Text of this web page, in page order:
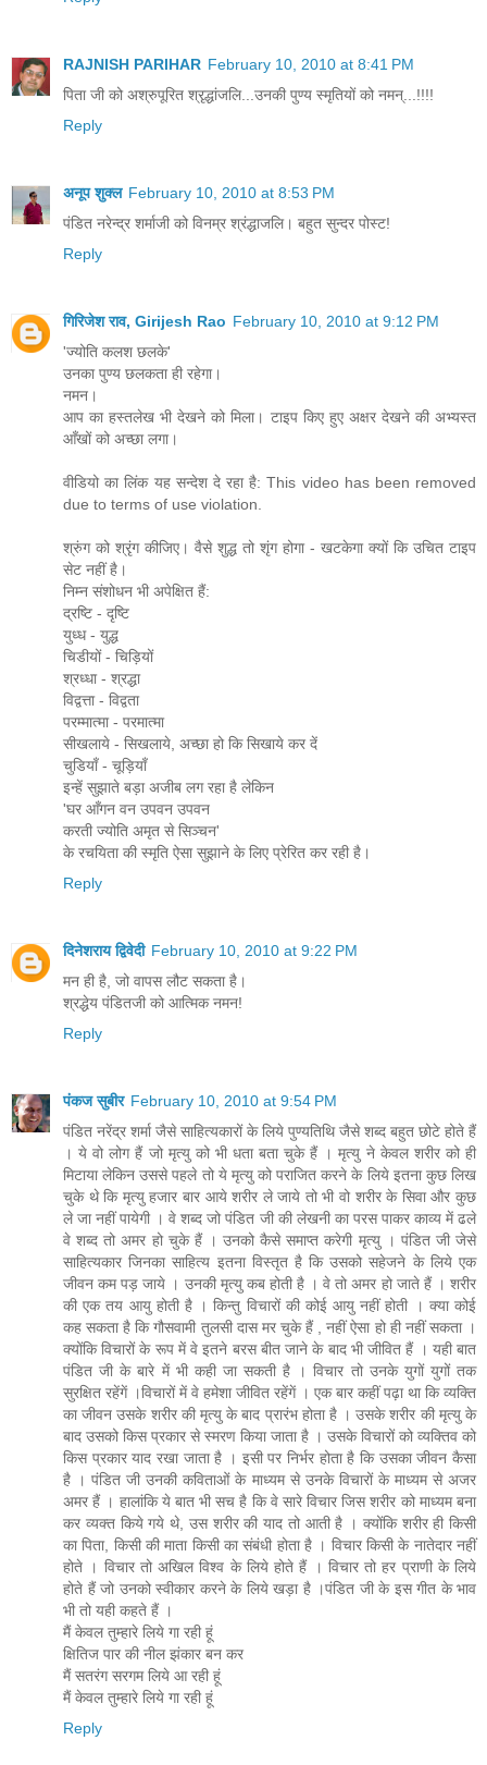
RAJNISH PARIHAR February 10, 2010 at 8:41 PM
पिता जी को अश्रुपूरित श्रृद्धांजलि...उनकी पुण्य स्मृतियों को नमन्...!!!!
Reply
अनूप शुक्ल February 10, 2010 at 8:53 PM
पंडित नरेन्द्र शर्माजी को विनम्र श्रंद्धाजलि। बहुत सुन्दर पोस्ट!
Reply
गिरिजेश राव, Girijesh Rao February 10, 2010 at 9:12 PM
'ज्योति कलश छलके'
उनका पुण्य छलकता ही रहेगा।
नमन।
आप का हस्तलेख भी देखने को मिला। टाइप किए हुए अक्षर देखने की अभ्यस्त
आँखों को अच्छा लगा।
वीडियो का लिंक यह सन्देश दे रहा है: This video has been removed
due to terms of use violation.
श्रुंग को श्रृंग कीजिए। वैसे शुद्ध तो शृंग होगा - खटकेगा क्यों कि उचित टाइप
सेट नहीं है।
निम्न संशोधन भी अपेक्षित हैं:
द्रष्टि - दृष्टि
युध्ध - युद्ध
चिडीयों - चिड़ियों
श्रध्धा - श्रद्धा
विद्वत्ता - विद्वता
परम्मात्मा - परमात्मा
सीखलाये - सिखलाये, अच्छा हो कि सिखाये कर दें
चुडियाँ - चूड़ियाँ
इन्हें सुझाते बड़ा अजीब लग रहा है लेकिन
'घर आँगन वन उपवन उपवन
करती ज्योति अमृत से सिञ्चन'
के रचयिता की स्मृति ऐसा सुझाने के लिए प्रेरित कर रही है।
Reply
दिनेशराय द्विवेदी February 10, 2010 at 9:22 PM
मन ही है, जो वापस लौट सकता है।
श्रद्धेय पंडितजी को आत्मिक नमन!
Reply
पंकज सुबीर February 10, 2010 at 9:54 PM
पंडित नरेंद्र शर्मा जैसे साहित्‍यकारों के लिये पुण्‍यतिथि जैसे शब्‍द बहुत छोटे होते हैं
। ये वो लोग हैं जो मृत्‍यु को भी धता बता चुके हैं । मृत्‍यु ने केवल शरीर को ही
मिटाया लेकिन उससे पहले तो ये मृत्‍यु को पराजित करने के लिये इतना कुछ लिख
चुके थे कि मृत्‍यु हजार बार आये शरीर ले जाये तो भी वो शरीर के सिवा और कुछ
ले जा नहीं पायेगी । वे शब्‍द जो पंडित जी की लेखनी का परस पाकर काव्‍य में ढले
वे शब्‍द तो अमर हो चुके हैं । उनको कैसे समाप्‍त करेगी मृत्‍यु । पंडित जी जेसे
साहित्‍यकार जिनका साहित्‍य इतना विस्‍तृत है कि उसको सहेजने के लिये एक
जीवन कम पड़ जाये । उनकी मृत्‍यु कब होती है । वे तो अमर हो जाते हैं । शरीर
की एक तय आयु होती है । किन्‍तु विचारों की कोई आयु नहीं होती । क्‍या कोई
कह सकता है कि गौसवामी तुलसी दास मर चुके हैं , नहीं ऐसा हो ही नहीं सकता ।
क्‍योंकि विचारों के रूप में वे इतने बरस बीत जाने के बाद भी जीवित हैं । यही बात
पंडित जी के बारे में भी कही जा सकती है । विचार तो उनके युगों युगों तक
सुरक्षित रहेंगें ।विचारों में वे हमेशा जीवित रहेंगें । एक बार कहीं पढ़ा था कि व्‍यक्ति
का जीवन उसके शरीर की मृत्‍यु के बाद प्रारंभ होता है । उसके शरीर की मृत्‍यु के
बाद उसको किस प्रकार से स्‍मरण किया जाता है । उसके विचारों को व्‍यक्तिव को
किस प्रकार याद रखा जाता है । इसी पर निर्भर होता है कि उसका जीवन कैसा
है । पंडित जी उनकी कविताओं के माध्‍यम से उनके विचारों के माध्‍यम से अजर
अमर हैं । हालांकि ये बात भी सच है कि वे सारे विचार जिस शरीर को माध्‍यम बना
कर व्‍यक्‍त किये गये थे, उस शरीर की याद तो आती है । क्‍योंकि शरीर ही किसी
का पिता, किसी की माता किसी का संबंधी होता है । विचार किसी के नातेदार नहीं
होते । विचार तो अखिल विश्‍व के लिये होते हैं । विचार तो हर प्राणी के लिये
होते हैं जो उनको स्‍वीकार करने के लिये खड़ा है ।पंडित जी के इस गीत के भाव
भी तो यही कहते हैं ।
मैं केवल तुम्‍हारे लिये गा रही हूं
क्षितिज पार की नील झंकार बन कर
मैं सतरंग सरगम लिये आ रही हूं
मैं केवल तुम्‍हारे लिये गा रही हूं
Reply